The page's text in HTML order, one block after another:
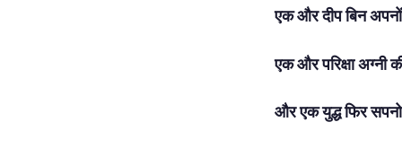
एक और दीप बिन
एक और परिक्षा अग्नी
और एक युद्ध फिर